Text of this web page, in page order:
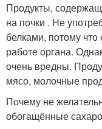
Продукты,
на почки . Не
белками, потому
работе органа.
очень вредны.
мясо, молочные
Почему не
обогащённые